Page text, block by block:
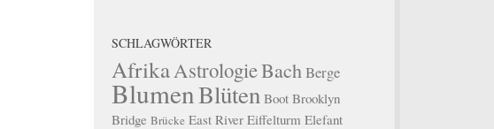
SCHLAGWÖRTER
AfrikaAstrologieBachBerge
BlumenBlüten Boot Brooklyn
Bridge Brücke East River Eiffelturm Elefant